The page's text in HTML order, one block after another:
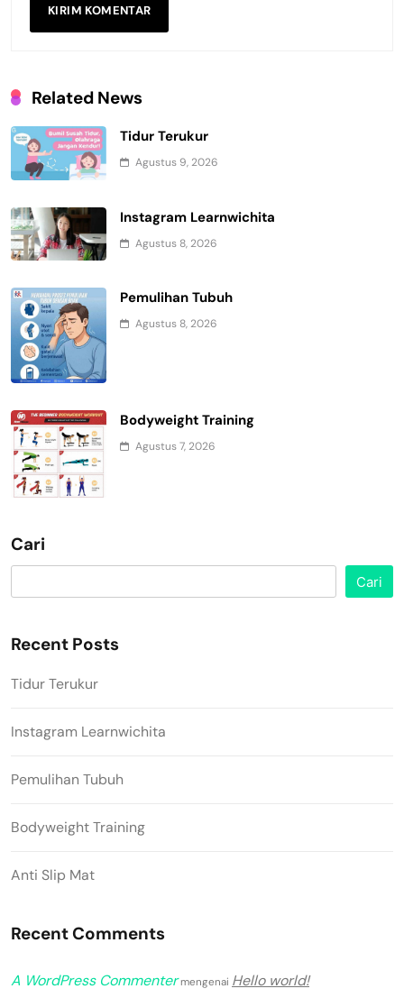
Related News
Tidur Terukur
Agustus 9, 2026
Instagram Learnwichita
Agustus 8, 2026
Pemulihan Tubuh
Agustus 8, 2026
Bodyweight Training
Agustus 7, 2026
Cari
Cari
Recent Posts
Tidur Terukur
Instagram Learnwichita
Pemulihan Tubuh
Bodyweight Training
Anti Slip Mat
Recent Comments
A WordPress Commentermengenai Hello world!